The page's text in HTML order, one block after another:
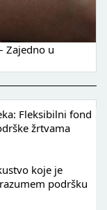
Zajedno u
Fleksibilni fond
žrtvama
koje je
podršku